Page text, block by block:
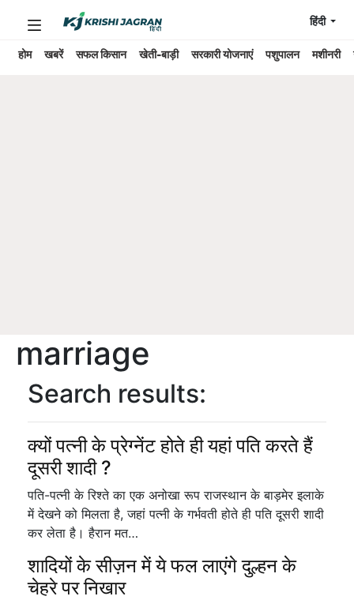
होम खबरें सफल किसान खेती-बाड़ी सरकारी योजनाएं पशुपालन मशीनरी
हिंदी
marriage
Search results:
क्यों पत्नी के प्रेग्नेंट होते ही यहां पति करते हैं
दूसरी शादी ?
पति-पत्नी के रिश्ते का एक अनोखा रूप राजस्थान के बाड़मेर इलाके
में देखने को मिलता है, जहां पत्नी के गर्भवती होते ही पति दूसरी शादी
कर लेता है। हैरान मत…
शादियों के सीज़न में ये फल लाएंगे दुल्हन के
चेहरे पर निखार